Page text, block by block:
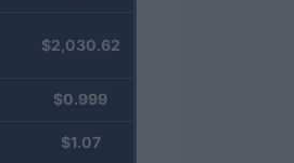
$2,030.62
$0.999
$1.07